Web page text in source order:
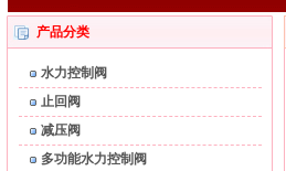
产品分类
水力控制阀
止回阀
减压阀
多功能水力控制阀